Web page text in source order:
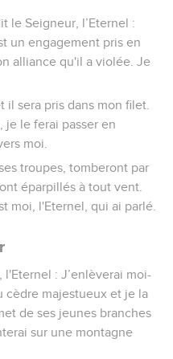
le Seigneur, l’Eternel :
un engagement pris en
alliance qu'il a violée. Je
sera pris dans mon filet.
je le ferai passer en
moi.
troupes, tomberont par
éparpillés à tout vent.
moi, l'Eternel, qui ai parlé.
: J’enlèverai moi-
cèdre majestueux et je la
de ses jeunes branches
sur une montagne